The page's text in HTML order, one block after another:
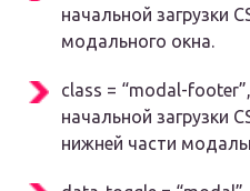
начальной загрузки
модального окна.
class = “modal-footer”
начальной загрузки
нижней части